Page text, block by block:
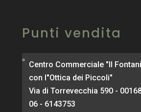
Punti vendita
Centro Commerciale "Il
con l"Ottica dei Piccoli"
Via di Torrevecchia 590 -
06 - 6143753